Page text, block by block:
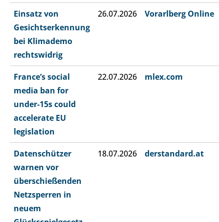
Einsatz von
Gesichtserkennung
bei Klimademo
rechtswidrig
26.07.2026 Vorarlberg Online
France’s social
media ban for
under-15s could
accelerate EU
legislation
22.07.2026 mlex.com
Datenschützer
warnen vor
überschießenden
Netzsperren in
neuem
18.07.2026 derstandard.at